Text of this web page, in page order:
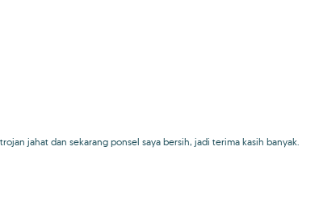
jahat dan sekarang ponsel saya bersih, jadi terima kasih banyak.